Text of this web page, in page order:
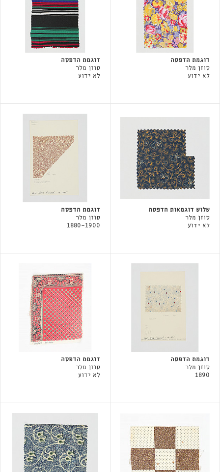
דוגמת הדפסה
סוזן מלר
לא ידוע
דוגמת הדפסה
סוזן מלר
לא ידוע
שלוש דוגמאות הדפסה
סוזן מלר
לא ידוע
דוגמת הדפסה
סוזן מלר
1880-1900
דוגמת הדפסה
סוזן מלר
1890
דוגמת הדפסה
סוזן מלר
לא ידוע